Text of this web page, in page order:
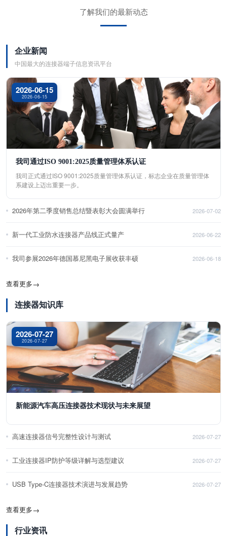
了解我们的最新动态
企业新闻
中国最大的连接器端子信息资讯平台
2026-06-15
2026-06-15
我司通过ISO 9001:2025质量管理体系认证
我司正式通过ISO 9001:2025质量管理体系认证，标志企业在质量管理体
系建设上迈出重要一步。
2026年第二季度销售总结暨表彰大会圆满举行 2026-07-02
新一代工业防水连接器产品线正式量产 2026-06-22
我司参展2026年德国慕尼黑电子展收获丰硕 2026-06-18
查看更多→
连接器知识库
2026-07-27
2026-07-27
新能源汽车高压连接器技术现状与未来展望
高速连接器信号完整性设计与测试 2026-07-27
工业连接器IP防护等级详解与选型建议 2026-07-27
USB Type-C连接器技术演进与发展趋势 2026-07-27
查看更多→
行业资讯